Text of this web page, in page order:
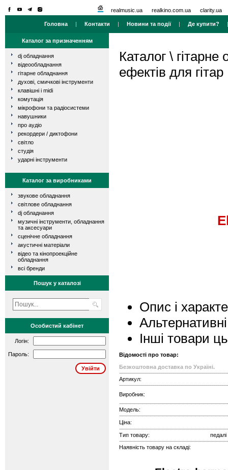
realmusic.ua realkino.com.ua clarity.ua
Головна | Контакти | Новини та події| Де купити?
Каталог за призначенням
dj обладнання
відеообладнання
гітарне обладнання
духові, смичкові інструменти
клавішні і midi
комутація
мікрофони та радіосистеми
навушники
про аудіо
рекордери / диктофони
світло
студія
ударні інструменти
Каталог за виробниками
звукове обладнання
світлове обладнання
dj обладнання
музичні інструменти, обладнання
та аксесуари
сценічне обладнання
акустичні матеріали
відео та кінопроекційне
обладнання
всі бренди
Пошук у каталозі
Особистий кабінет
Логін:
Пароль:
Каталог \ гітарне
ефектів для гітар
Опис і
Інші товари
Відомості про товар:
Безкоштовна доставка по Україні.
Артикул:
Виробник:
Модель:
Ціна:
Тип товару:
педалі
Наявність товару на складі: